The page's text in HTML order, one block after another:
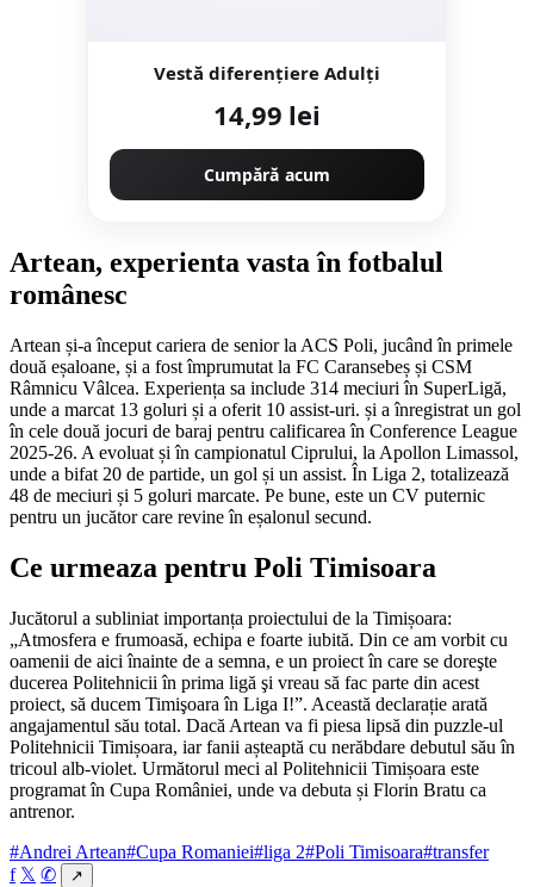
Vestă diferențiere Adulți
14,99 lei
Cumpără acum
Artean, experienta vasta în fotbalul
românesc
Artean și-a început cariera de senior la ACS Poli, jucând în primele
două eșaloane, și a fost împrumutat la FC Caransebeș și CSM
Râmnicu Vâlcea. Experiența sa include 314 meciuri în SuperLigă,
unde a marcat 13 goluri și a oferit 10 assist-uri. și a înregistrat un gol
în cele două jocuri de baraj pentru calificarea în Conference League
2025-26. A evoluat și în campionatul Ciprului, la Apollon Limassol,
unde a bifat 20 de partide, un gol și un assist. În Liga 2, totalizează
48 de meciuri și 5 goluri marcate. Pe bune, este un CV puternic
pentru un jucător care revine în eșalonul secund.
Ce urmeaza pentru Poli Timisoara
Jucătorul a subliniat importanța proiectului de la Timișoara:
„Atmosfera e frumoasă, echipa e foarte iubită. Din ce am vorbit cu
oamenii de aici înainte de a semna, e un proiect în care se doreşte
ducerea Politehnicii în prima ligă şi vreau să fac parte din acest
proiect, să ducem Timişoara în Liga I!”. Această declarație arată
angajamentul său total. Dacă Artean va fi piesa lipsă din puzzle-ul
Politehnicii Timișoara, iar fanii așteaptă cu nerăbdare debutul său în
tricoul alb-violet. Următorul meci al Politehnicii Timișoara este
programat în Cupa României, unde va debuta și Florin Bratu ca
antrenor.
#Andrei Artean#Cupa Romaniei#liga 2#Poli Timisoara#transfer
f 𝕏 ✆ ↗